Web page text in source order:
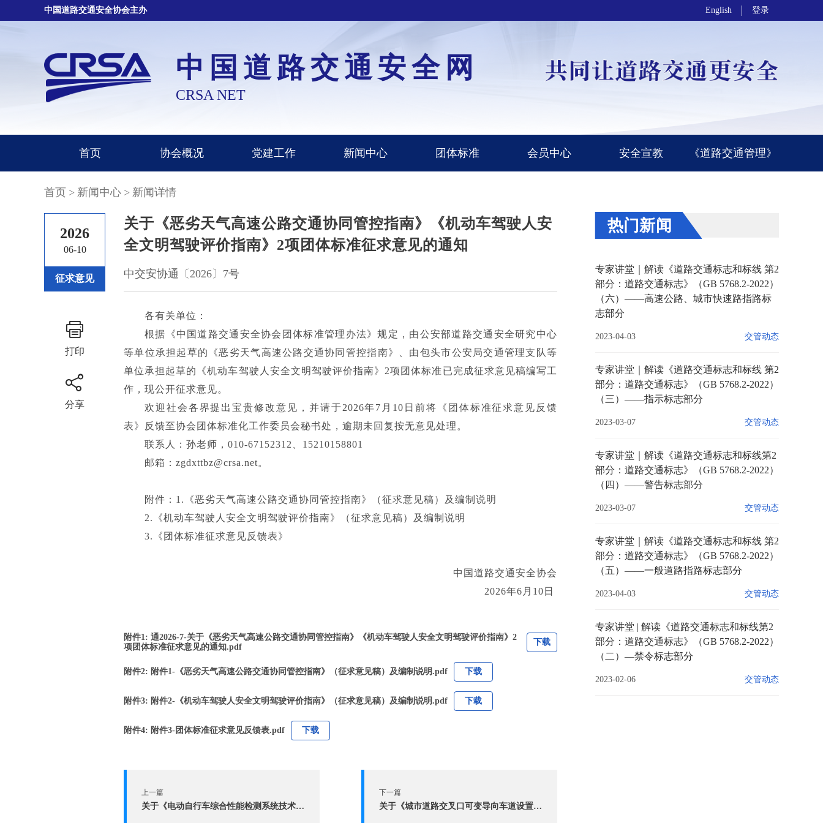
中国道路交通安全协会主办 English 登录
中国道路交通安全网
CRSA NET
首页 协会概况 党建工作 新闻中心 团体标准 会员中心 安全宣教 《道路交通管理》
首页 > 新闻中心 > 新闻详情
2026
06-10
征求意见
打印
分享
关于《恶劣天气高速公路交通协同管控指南》《机动车驾驶人安
全文明驾驶评价指南》2项团体标准征求意见的通知
中交安协通〔2026〕7号
各有关单位：
根据《中国道路交通安全协会团体标准管理办法》规定，由公安部道路交通安全研究中心
等单位承担起草的《恶劣天气高速公路交通协同管控指南》、由包头市公安局交通管理支队等
单位承担起草的《机动车驾驶人安全文明驾驶评价指南》2项团体标准已完成征求意见稿编写工
作，现公开征求意见。
欢迎社会各界提出宝贵修改意见，并请于2026年7月10日前将《团体标准征求意见反馈
表》反馈至协会团体标准化工作委员会秘书处，逾期未回复按无意见处理。
联系人：孙老师，010-67152312、15210158801
邮箱：zgdxttbz@crsa.net。
附件：1.《恶劣天气高速公路交通协同管控指南》（征求意见稿）及编制说明
2.《机动车驾驶人安全文明驾驶评价指南》（征求意见稿）及编制说明
3.《团体标准征求意见反馈表》
中国道路交通安全协会
2026年6月10日
附件1: 通2026-7-关于《恶劣天气高速公路交通协同管控指南》《机动车驾驶人安全文明驾驶评价指南》2
项团体标准征求意见的通知.pdf
下载
附件2: 附件1-《恶劣天气高速公路交通协同管控指南》（征求意见稿）及编制说明.pdf 下载
附件3: 附件2-《机动车驾驶人安全文明驾驶评价指南》（征求意见稿）及编制说明.pdf 下载
附件4: 附件3-团体标准征求意见反馈表.pdf 下载
上一篇
关于《电动自行车综合性能检测系统技术规范》团体标准征求意见的通知
下一篇
关于《城市道路交叉口可变导向车道设置应用指南》团体标准征求意见的通知
热门新闻
专家讲堂｜解读《道路交通标志和标线 第2
部分：道路交通标志》（GB 5768.2-2022）
（六）——高速公路、城市快速路指路标
志部分
2023-04-03 交管动态
专家讲堂｜解读《道路交通标志和标线 第2
部分：道路交通标志》（GB 5768.2-2022）
（三）——指示标志部分
2023-03-07 交管动态
专家讲堂｜解读《道路交通标志和标线第2
部分：道路交通标志》（GB 5768.2-2022）
（四）——警告标志部分
2023-03-07 交管动态
专家讲堂｜解读《道路交通标志和标线 第2
部分：道路交通标志》（GB 5768.2-2022）
（五）——一般道路指路标志部分
2023-04-03 交管动态
专家讲堂 | 解读《道路交通标志和标线第2
部分：道路交通标志》（GB 5768.2-2022）
（二）—禁令标志部分
2023-02-06 交管动态